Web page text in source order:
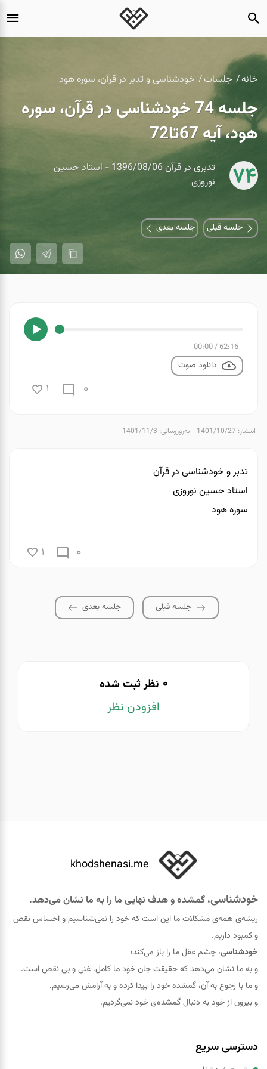
خانه جلسات خودشناسی و تدبر در قرآن، سوره هود
جلسه 74 خودشناسی در قرآن، سوره
هود، آیه 67تا72
74
تدبری در قرآن 1396/08/06 - استاد حسین
نوروزی
جلسه قبلی جلسه بعدی
62:16
/
00:00
دانلود صوت
0
1
انتشار: 1401/10/27 به‌روزرسانی: 1401/11/3
تدبر و خودشناسی در قرآن
استاد حسین نوروزی
سوره هود
0
1
جلسه قبلی جلسه بعدی
0 نظر ثبت شده
افزودن نظر
khodshenasi.me
خودشناسی، گمشده و هدف نهایی ما را به ما نشان می‌دهد.
ریشه‌ی همه‌ی مشکلات ما این است که خود را نمی‌شناسیم و احساس نقص
و کمبود داریم.
خودشناسی، چشم عقل ما را باز می‌کند؛
و به ما نشان می‌دهد که حقيقت جان خود ما کامل، غنی و بی نقص است.
و ما با رجوع به آن، گمشده خود را پيدا کرده و به آرامش می‌رسیم.
و بیرون از خود به دنبال گمشده‌ی خود نمی‌گردیم.
دسترسی سریع